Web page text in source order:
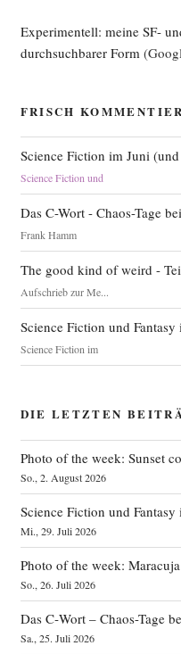
Experimentell: meine SF-
durchsuchbarer Form
FRISCH
Science Fiction im Juni
Science Fiction und
Das C-Wort - Chaos-Tage
Frank Hamm
The good kind of weird -
Aufschrieb zur Me...
Science Fiction und
Science Fiction im
DIE LETZTEN
Photo of the week: Sunset
So., 2. August 2026
Science Fiction und
Mi., 29. Juli 2026
Photo of the week:
So., 26. Juli 2026
Das C‑Wort – Chaos-Tage
Sa., 25. Juli 2026